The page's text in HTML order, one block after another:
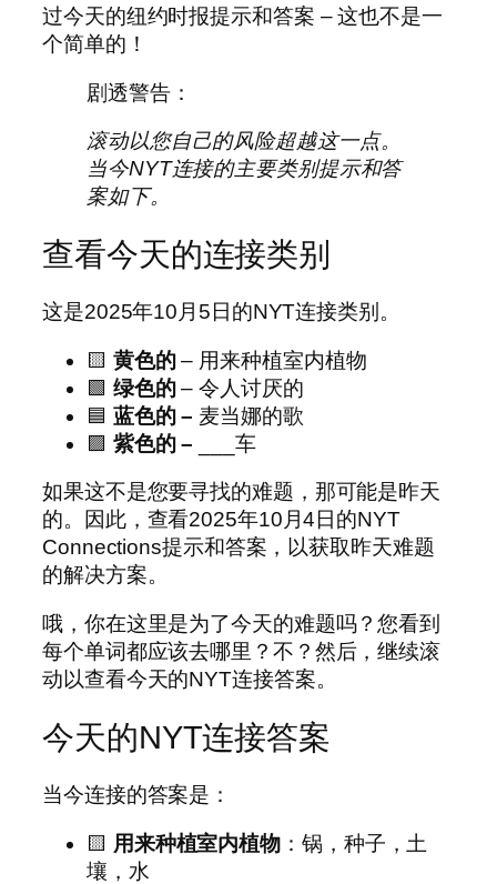
过今天的纽约时报提示和答案 – 这也不是一
个简单的！
剧透警告：
滚动以您自己的风险超越这一点。
当今NYT连接的主要类别提示和答
案如下。
查看今天的连接类别
这是2025年10月5日的NYT连接类别。
🟨 黄色的– 用来种植室内植物
🟩 绿色的– 令人讨厌的
🟦 蓝色的 – 麦当娜的歌
🟪 紫色的 – ___车
如果这不是您要寻找的难题，那可能是昨天
的。因此，查看2025年10月4日的NYT
Connections提示和答案，以获取昨天难题
的解决方案。
哦，你在这里是为了今天的难题吗？您看到
每个单词都应该去哪里？不？然后，继续滚
动以查看今天的NYT连接答案。
今天的NYT连接答案
当今连接的答案是：
🟨 用来种植室内植物 ：锅，种子，土
壤，水